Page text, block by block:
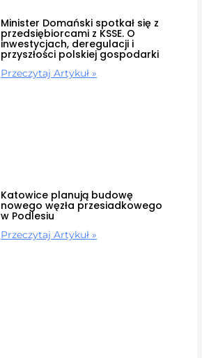
Minister Domański spotkał się z
przedsiębiorcami z KSSE. O
inwestycjach, deregulacji i
przyszłości polskiej gospodarki
Przeczytaj Artykuł »
Katowice planują budowę
nowego węzła przesiadkowego
w Podlesiu
Przeczytaj Artykuł »